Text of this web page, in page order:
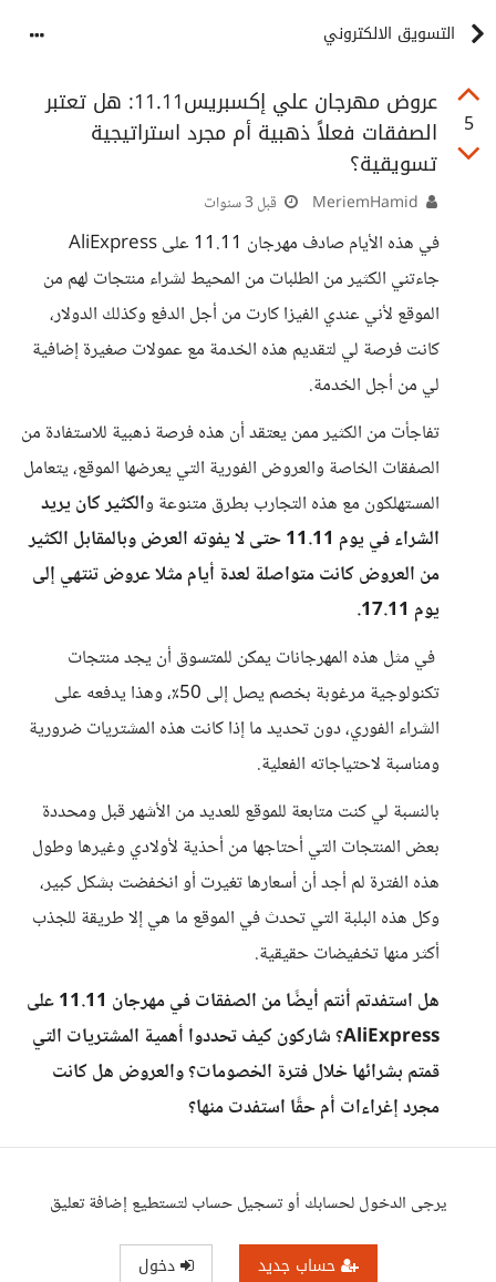
التسويق الالكتروني
5
عروض مهرجان علي إكسبريس11.11: هل تعتبر
الصفقات فعلاً ذهبية أم مجرد استراتيجية
تسويقية؟
قبل 3 سنوات
في هذه الأيام صادف مهرجان 11.11 على AliExpress
جاءتني الكثير من الطلبات من المحيط لشراء منتجات لهم من
الموقع لأني عندي الفيزا كارت من أجل الدفع وكذلك الدولار،
كانت فرصة لي لتقديم هذه الخدمة مع عمولات صغيرة إضافية
لي من أجل الخدمة.
تفاجأت من الكثير ممن يعتقد أن هذه فرصة ذهبية للاستفادة من
الصفقات الخاصة والعروض الفورية التي يعرضها الموقع، يتعامل
المستهلكون مع هذه التجارب بطرق متنوعة والكثير كان يريد
الشراء في يوم 11.11 حتى لا يفوته العرض وبالمقابل الكثير
من العروض كانت متواصلة لعدة أيام مثلا عروض تنتهي إلى
يوم 17.11.
في مثل هذه المهرجانات يمكن للمتسوق أن يجد منتجات
تكنولوجية مرغوبة بخصم يصل إلى 50٪، وهذا يدفعه على
الشراء الفوري، دون تحديد ما إذا كانت هذه المشتريات ضرورية
ومناسبة لاحتياجاته الفعلية.
بالنسبة لي كنت متابعة للموقع للعديد من الأشهر قبل ومحددة
بعض المنتجات التي أحتاجها من أحذية لأولادي وغيرها وطول
هذه الفترة لم أجد أن أسعارها تغيرت أو انخفضت بشكل كبير،
وكل هذه البلبة التي تحدث في الموقع ما هي إلا طريقة للجذب
أكثر منها تخفيضات حقيقية.
هل استفدتم أنتم أيضًا من الصفقات في مهرجان 11.11 على
AliExpress؟ شاركون كيف تحددوا أهمية المشتريات التي
قمتم بشرائها خلال فترة الخصومات؟ والعروض هل كانت
مجرد إغراءات أم حقًا استفدت منها؟
يرجى الدخول لحسابك أو تسجيل حساب لتستطيع إضافة تعليق
حساب جديد دخول